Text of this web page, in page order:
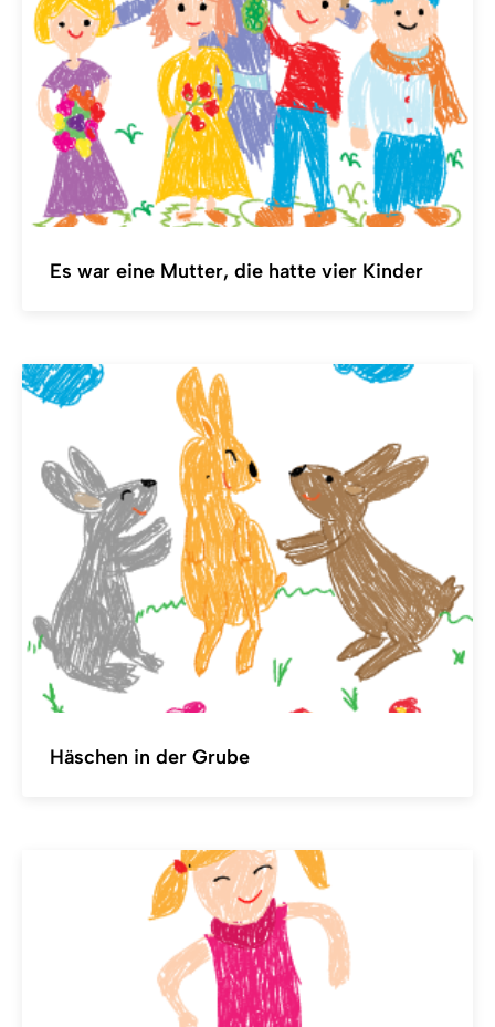
Es war eine Mutter, die hatte vier Kinder
Häschen in der Grube